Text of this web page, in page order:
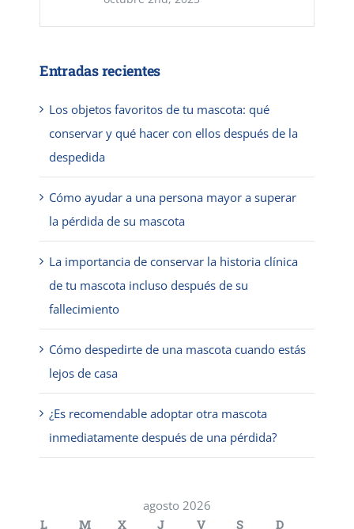
Entradas recientes
Los objetos favoritos de tu mascota: qué
conservar y qué hacer con ellos después de la
despedida
Cómo ayudar a una persona mayor a superar
la pérdida de su mascota
La importancia de conservar la historia clínica
de tu mascota incluso después de su
fallecimiento
Cómo despedirte de una mascota cuando estás
lejos de casa
¿Es recomendable adoptar otra mascota
inmediatamente después de una pérdida?
agosto 2026
L
M X J V S D